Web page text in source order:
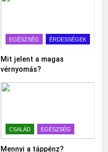
EGÉSZSÉG ÉRDESSÉGEK
Mit jelent a magas
vérnyomás?
CSALÁD EGÉSZSÉG
Mennyi a táppénz?